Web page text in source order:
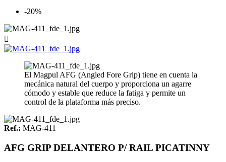
-20%

El Magpul AFG (Angled Fore Grip) tiene en cuenta la
mecánica natural del cuerpo y proporciona un agarre
cómodo y estable que reduce la fatiga y permite un
control de la plataforma más preciso.
Ref.: MAG-411
AFG GRIP DELANTERO P/ RAIL PICATINNY